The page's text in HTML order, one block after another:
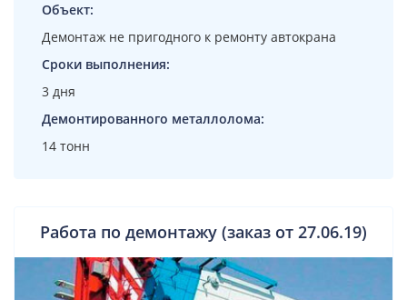
Объект:
Демонтаж не пригодного к ремонту автокрана
Сроки выполнения:
3 дня
Демонтированного металлолома:
14 тонн
Работа по демонтажу (заказ от 27.06.19)